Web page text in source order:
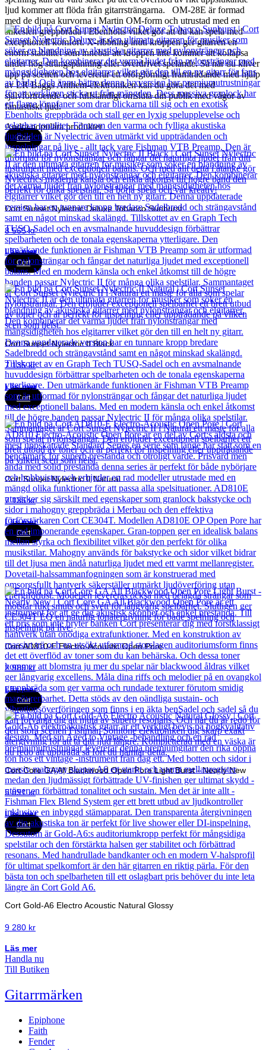
ljud kommer att flöda från gitarrsträngarna. OM-28E är formad
med de djupa kurvorna i Martin OM-form och utrustad med en
silkeslen greppbräda i Ebenholts vilket gör att du kan spela med
exceptionell komfort. X-ribbning inuti kroppen ger gitarren en
enorm stabilitet som innebär att kroppen inte kommer att kollapsa
under hög strängspänning eller överdrivet spelande. Så när du kliver
upp på scenen och levererar ett oförglömligt framträdande med hjälp
av LR Baggs Anthem-elektroniken kan du göra det med
självförtroende och fullständigt omsluta din publik med vågor av
fantastiskt ljud.
Andra populära produkter
Cort
Cort Sunset Nylectric Deluxe Tobacco Sunburst
8 565kr
Läs mer
Cort
Cort Sunset Nylectric II Black
7 135kr
Läs mer
Cort
Cort Sunset Nylectric II Natural
7 135kr
Läs mer
Cort
Cort AD810-E Electro-Acoustic Open Pore
2 989kr
Läs mer
Cort
Cort Core GA All Blackwood Open Pore Light Burst - Nearly New
5 891kr
Läs mer
Cort
Cort Gold-A6 Electro Acoustic Natural Glossy
9 280 kr
Läs mer
Handla nu
Till Butiken
Gitarrmärken
Epiphone
Faith
Fender